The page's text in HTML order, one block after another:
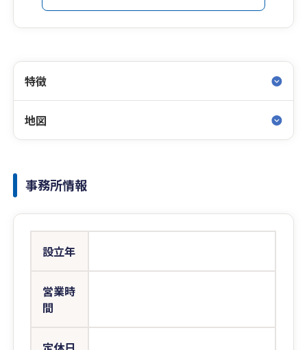
特徴
地図
事務所情報
設立年
営業時
間